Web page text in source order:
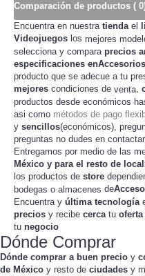
Comparación de productos (
Encuentra en nuestra tiendael
Videojuegos los mejores
selecciona y compara precios
especificaciones
producto que se adecue a tu
mejores condiciones de venta,
productos desde económicos
asi como métodos de pago
y sencillos(económicos),
preguntas no dudes en
Entregamos por medio de las
México y para el resto de
los productos de store
bodegas o almacenes de
Encuentra y última tecnología
precios y recibe cerca tu oferta
tu negocio
Dónde Comprar
Dónde comprar a buen precio y
de México y resto de ciudades y